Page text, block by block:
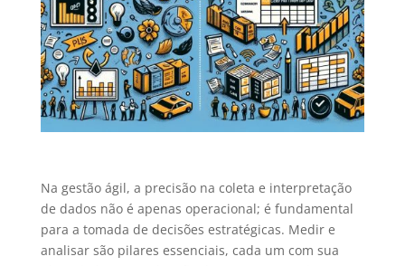
Na gestão ágil, a precisão na coleta e interpretação
de dados não é apenas operacional; é fundamental
para a tomada de decisões estratégicas. Medir e
analisar são pilares essenciais, cada um com sua